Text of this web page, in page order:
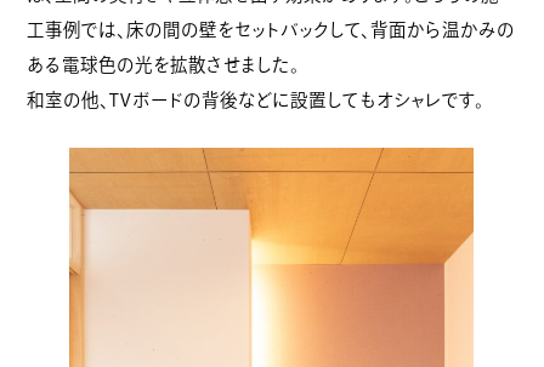
工事例では、床の間の壁をセットバックして、背面から温かみの
ある電球色の光を拡散させました。
和室の他、TVボードの背後などに設置してもオシャレです。